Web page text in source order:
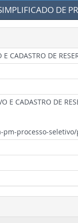
DE
CADASTRO DE
E CADASTRO DE
processo-